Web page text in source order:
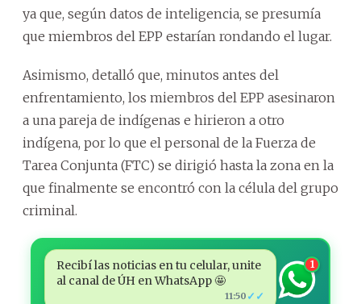
ya que, según datos de inteligencia, se presumía
que miembros del EPP estarían rondando el lugar.
Asimismo, detalló que, minutos antes del
enfrentamiento, los miembros del EPP asesinaron
a una pareja de indígenas e hirieron a otro
indígena, por lo que el personal de la Fuerza de
Tarea Conjunta (FTC) se dirigió hasta la zona en la
que finalmente se encontró con la célula del grupo
criminal.
Recibí las noticias en tu celular, unite
al canal de ÚH en WhatsApp 🤩
11:50 ✓✓
1